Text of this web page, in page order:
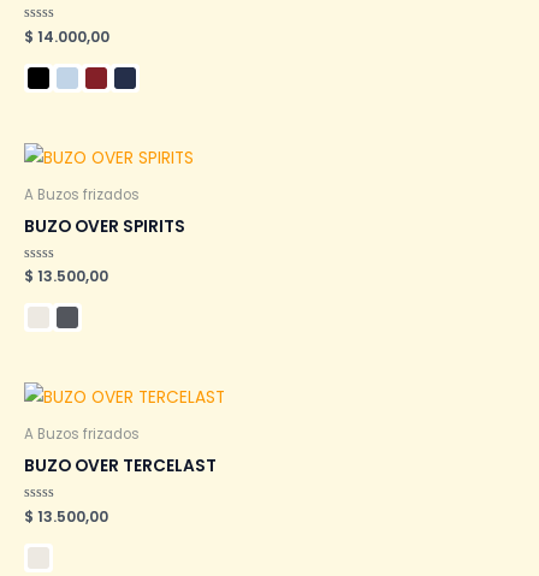
Valorado
en
0
de
5
$ 14.000,00
A Buzos frizados
BUZO OVER SPIRITS
Valorado
en
0
5
$ 13.500,00
A Buzos frizados
BUZO OVER TERCELAST
Valorado
en
0
de
5
$ 13.500,00